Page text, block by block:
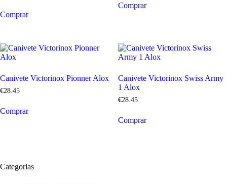
Comprar
Comprar
Canivete Victorinox Pionner Alox
€28 45
Comprar
Canivete Victorinox Swiss Army
1 Alox
€28. 45
Comprar
Categorias